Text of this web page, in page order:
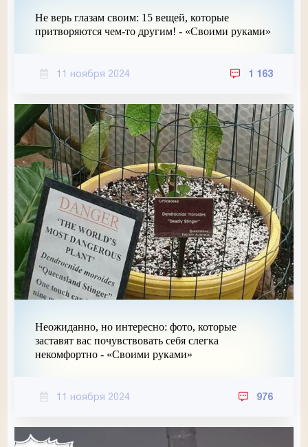
Не верь глазам своим: 15 вещей, которые
притворяются чем-то другим! - «Своими руками»
11 ноября 2024 1 163
Неожиданно, но интересно: фото, которые
заставят вас почувствовать себя слегка
некомфортно - «Своими руками»
11 ноября 2024 976